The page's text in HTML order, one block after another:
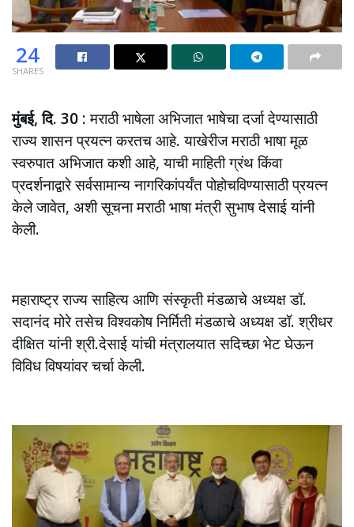
24
SHARES
मुंबई, दि. 30 : मराठी भाषेला अभिजात भाषेचा दर्जा देण्यासाठी
राज्य शासन प्रयत्न करतच आहे. याखेरीज मराठी भाषा मूळ
स्वरुपात अभिजात कशी आहे, याची माहिती ग्रंथ किंवा
प्रदर्शनाद्वारे सर्वसामान्य नागरिकांपर्यंत पोहोचविण्यासाठी प्रयत्न
केले जावेत, अशी सूचना मराठी भाषा मंत्री सुभाष देसाई यांनी
केली.
महाराष्ट्र राज्य साहित्य आणि संस्कृती मंडळाचे अध्यक्ष डॉ.
सदानंद मोरे तसेच विश्वकोष निर्मिती मंडळाचे अध्यक्ष डॉ. श्रीधर
दीक्षित यांनी श्री.देसाई यांची मंत्रालयात सदिच्छा भेट घेऊन
विविध विषयांवर चर्चा केली.